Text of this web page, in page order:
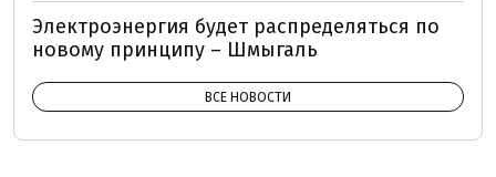
Электроэнергия будет распределяться по
новому принципу – Шмыгаль
ВСЕ НОВОСТИ